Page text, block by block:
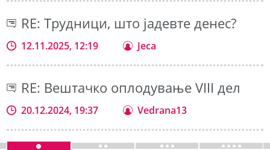
RE: Трудници, што јадевте денес?
12.11.2025, 12:19 Jeca
RE: Вештачко оплодување VIII дел
20.12.2024, 19:37 Vedrana13